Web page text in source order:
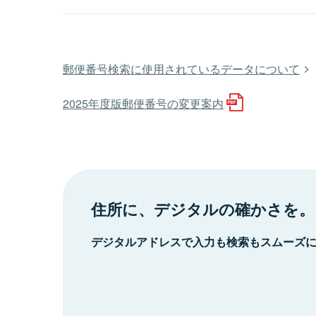
郵便番号検索に使用されているデータについて
2025年度版郵便番号の変更案内
住所に、デジタルの確かさを。
デジタルアドレスで入力も検索もスムーズ